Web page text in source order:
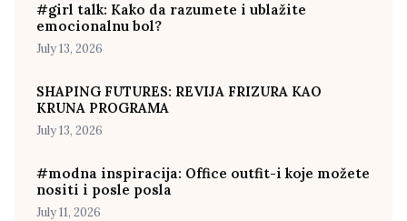
#girl talk: Kako da razumete i ublažite
emocionalnu bol?
July 13, 2026
SHAPING FUTURES: REVIJA FRIZURA KAO
KRUNA PROGRAMA
July 13, 2026
#modna inspiracija: Office outfit-i koje možete
nositi i posle posla
July 11, 2026